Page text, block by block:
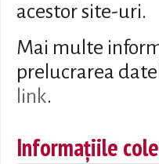
acestor site-uri.
Mai multe
prelucrarea
link.
Informațiile